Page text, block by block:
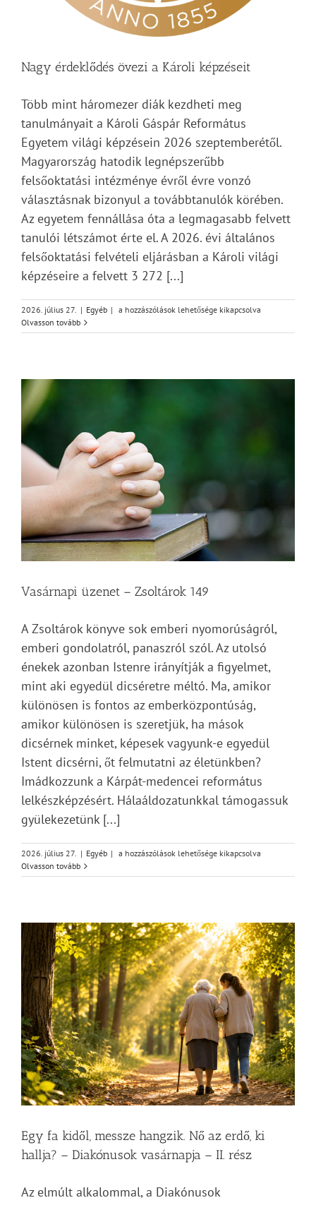
Nagy érdeklődés övezi a Károli képzéseit
Több mint háromezer diák kezdheti meg
tanulmányait a Károli Gáspár Református
Egyetem világi képzésein 2026 szeptemberétől.
Magyarország hatodik legnépszerűbb
felsőoktatási intézménye évről évre vonzó
választásnak bizonyul a továbbtanulók körében.
Az egyetem fennállása óta a legmagasabb felvett
tanulói létszámot érte el. A 2026. évi általános
felsőoktatási felvételi eljárásban a Károli világi
képzéseire a felvett 3 272 [...]
2026. július 27. | Egyéb | Nagy
övezi
a hozzászólások lehetősége kikapcsolva
Olvasson tovább
Vasárnapi üzenet – Zsoltárok 149
A Zsoltárok könyve sok emberi nyomorúságról,
emberi gondolatról, panaszról szól. Az utolsó
énekek azonban Istenre irányítják a figyelmet,
mint aki egyedül dicséretre méltó. Ma, amikor
különösen is fontos az emberközpontúság,
amikor különösen is szeretjük, ha mások
dicsérnek minket, képesek vagyunk-e egyedül
Istent dicsérni, őt felmutatni az életünkben?
Imádkozzunk a Kárpát-medencei református
lelkészképzésért. Hálaáldozatunkkal támogassuk
gyülekezetünk [...]
2026. július 27. | Egyéb | Vasárnapi
–
a hozzászólások lehetősége kikapcsolva
Olvasson tovább
Egy fa kidől, messze hangzik. Nő az erdő, ki
hallja? – Diakónusok vasárnapja – II. rész
Az elmúlt alkalommal, a Diakónusok